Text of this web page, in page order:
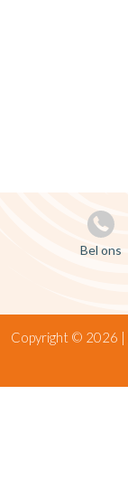
Bel ons
Copyright © 2026 |